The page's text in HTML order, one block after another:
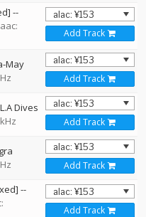
--
Add Track
May
Add Track
L.A Dives
Add Track
Add Track
--
Add Track